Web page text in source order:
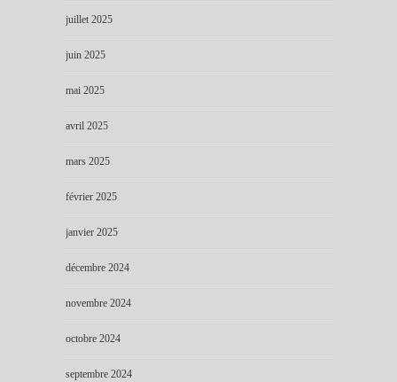
juillet 2025
juin 2025
mai 2025
avril 2025
mars 2025
février 2025
janvier 2025
décembre 2024
novembre 2024
octobre 2024
septembre 2024